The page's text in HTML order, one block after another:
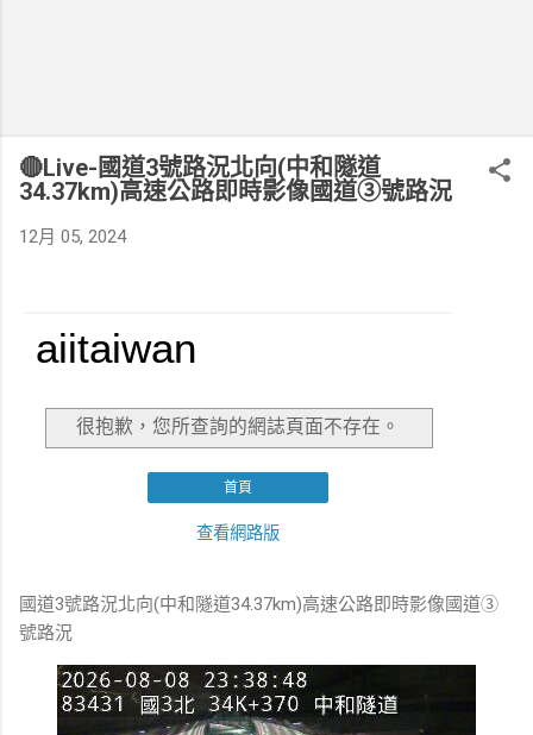
🔴Live-國道3號路況北向(中和隧道
34.37km)高速公路即時影像國道③號路況
12月 05, 2024
國道3號路況北向(中和隧道34.37km)高速公路即時影像國道③
號路況